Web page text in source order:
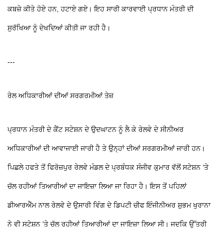
ਕਬਜ਼ੇ ਕੀਤੇ ਹੋਏ ਹਨ, ਹਟਾਏ ਗਏ। ਇਹ ਸਾਰੀ ਕਾਰਵਾਈ ਪ੍ਰਧਾਨ ਮੰਤਰੀ ਦੀ
ਸੁਰੱਖਿਆ ਨੂੰ ਦੇਖਦਿਆਂ ਕੀਤੀ ਜਾ ਰਹੀ ਹੈ।
---
ਰੇਲ ਅਧਿਕਾਰੀਆਂ ਦੀਆਂ ਸਰਗਰਮੀਆਂ ਤੇਜ਼
ਪ੍ਰਧਾਨ ਮੰਤਰੀ ਦੇ ਕੈਂਟ ਸਟੇਸ਼ਨ ਦੇ ਉਦਘਾਟਨ ਨੂੰ ਲੈ ਕੇ ਰੇਲਵੇ ਦੇ ਸੀਨੀਅਰ
ਅਧਿਕਾਰੀਆਂ ਦੀ ਆਵਾਜਾਈ ਜਾਰੀ ਹੈ ਤੇ ਉਨ੍ਹਾਂ ਦੀਆਂ ਸਰਗਰਮੀਆਂ ਜਾਰੀ ਹਨ।
ਪਿਛਲੇ ਹਫਤੇ ਤੋਂ ਫਿਰੋਜ਼ਪੁਰ ਰੇਲਵੇ ਮੰਡਲ ਦੇ ਪ੍ਰਬੰਧਕ ਸੰਜੀਵ ਕੁਮਾਰ ਵੱਲੋਂ ਸਟੇਸ਼ਨ ’ਤੇ
ਚੱਲ ਰਹੀਆਂ ਤਿਆਰੀਆਂ ਦਾ ਜਾਇਜ਼ਾ ਲਿਆ ਜਾ ਰਿਹਾ ਹੈ। ਇਸ ਤੋਂ ਪਹਿਲਾਂ
ਡੀਆਰਐੱਮ ਨਾਲ ਰੇਲਵੇ ਦੇ ਉਸਾਰੀ ਵਿੰਗ ਦੇ ਡਿਪਟੀ ਚੀਫ ਇੰਜੀਨੀਅਰ ਸ਼ੁਭਮ ਖੁਰਾਨਾ
ਨੇ ਵੀ ਸਟੇਸ਼ਨ ’ਤੇ ਚੱਲ ਰਹੀਆਂ ਤਿਆਰੀਆਂ ਦਾ ਜਾਇਜ਼ਾ ਲਿਆ ਸੀ। ਜਦਕਿ ਉੱਤਰੀ